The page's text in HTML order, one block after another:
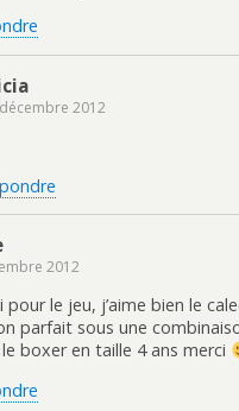
2012
2012
pour le jeu, j’aime bien le
parfait sous une
boxer en taille 4 ans merci